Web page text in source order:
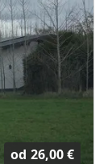
od 26,00 €